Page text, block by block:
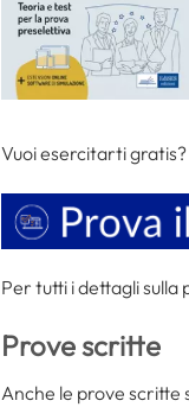
Vuoi esercitarti
Per tutti i dettagli sulla
Prove scritte
Anche le prove scritte